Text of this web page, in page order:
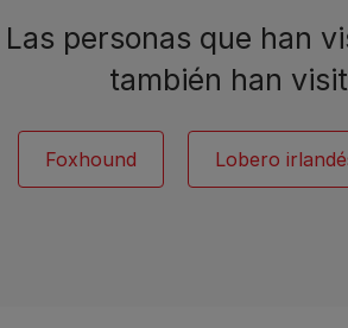
Las personas que han
también han
Foxhound Lobero